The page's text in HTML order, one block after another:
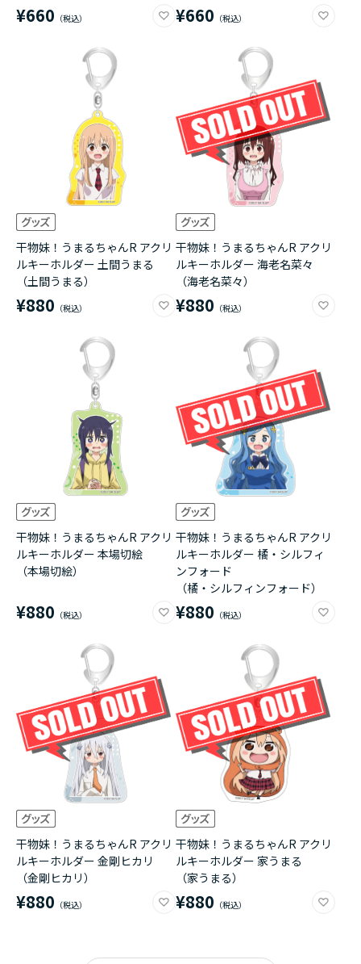
¥660 ¥660
干物妹！うまるちゃんR アクリ
ルキーホルダー 土間うまる
（土間うまる）
¥880
干物妹！うまるちゃんR アクリ
ルキーホルダー 海老名菜々
（海老名菜々）
¥880
干物妹！うまるちゃんR アクリ
ルキーホルダー 本場切絵
（本場切絵）
¥880
干物妹！うまるちゃんR アクリ
ルキーホルダー 橘・シルフィ
ンフォード
（橘・シルフィンフォード）
¥880
干物妹！うまるちゃんR アクリ
ルキーホルダー 金剛ヒカリ
（金剛ヒカリ）
¥880
干物妹！うまるちゃんR アクリ
ルキーホルダー 家うまる
（家うまる）
¥880